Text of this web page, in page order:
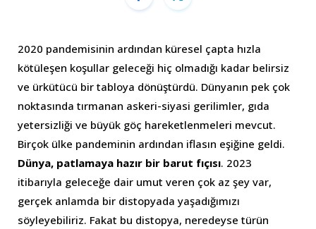
2020 pandemisinin ardından küresel çapta hızla
kötüleşen koşullar geleceği hiç olmadığı kadar belirsiz
ve ürkütücü bir tabloya dönüştürdü. Dünyanın pek çok
noktasında tırmanan askeri-siyasi gerilimler, gıda
yetersizliği ve büyük göç hareketlenmeleri mevcut.
Birçok ülke pandeminin ardından iflasın eşiğine geldi.
Dünya, patlamaya hazır bir barut fıçısı. 2023
itibarıyla geleceğe dair umut veren çok az şey var,
gerçek anlamda bir distopyada yaşadığımızı
söyleyebiliriz. Fakat bu distopya, neredeyse türün